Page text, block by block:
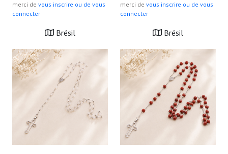
merci de vous inscrire ou de vous
connecter
Brésil
merci de vous inscrire ou de vous
connecter
Brésil